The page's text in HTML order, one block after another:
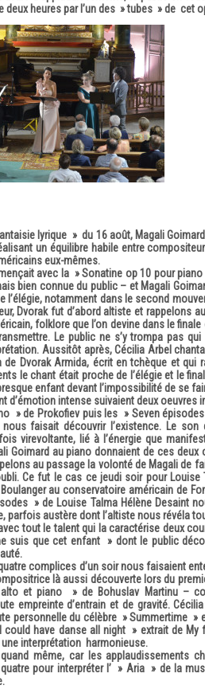
deux heures par l’un des » tubes » de cet
lyrique » du 16 août, Magali
un équilibre habile entre
eux-mêmes.
avec la » Sonatine op 10 pour
bien connue du public – et Magali
l’élégie, notamment dans le second
Dvorak fut d’abord altiste et rappelons
folklore que l’on devine dans le
Le public ne s’y trompa pas
Aussitôt après, Cécilia Arbel
de Dvorak Armida, écrit en tchèque et qui
le chant était proche de l’élégie et le
enfant devant l’impossibilité de se
d’émotion intense suivaient deux oeuvres
» de Prokofiev puis les » Seven
nous faisait découvrir l’existence. Le
virevoltante, lié à l’énergie que
Goimard au piano donnaient de ces
au passage la volonté de Magali de
Ce fut le cas ce jeudi soir pour
Boulanger au conservatoire américain de
» de Louise Talma Hélène Desaint
parfois austère dont l’altiste nous révéla
tout le talent qui la caractérise deux
suis que cet enfant » dont le public
complices d’un soir nous faisaient
là aussi découverte lors du
et piano » de Bohuslav Martinu –
empreinte d’entrain et de gravité.
personnelle du célèbre » Summertime »
could have danse all night » extrait de
interprétation harmonieuse.
même, car les applaudissements
pour interpréter l’ » Aria » de la